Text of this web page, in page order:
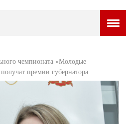
НОВОСТИ
ПРЕМЬЕРА
чемпионата «Молодые
премии губернатора